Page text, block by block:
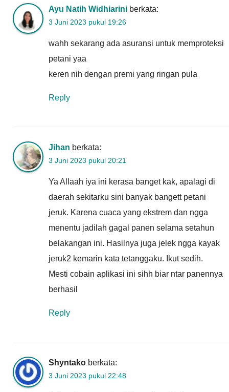
Ayu Natih Widhiarini berkata:
3 Juni 2023 pukul 19:26
wahh sekarang ada asuransi untuk memproteksi
petani yaa
keren nih dengan premi yang ringan pula
Reply
Jihan berkata:
3 Juni 2023 pukul 20:21
Ya Allaah iya ini kerasa banget kak, apalagi di
daerah sekitarku sini banyak bangett petani
jeruk. Karena cuaca yang ekstrem dan ngga
menentu jadilah gagal panen selama setahun
belakangan ini. Hasilnya juga jelek ngga kayak
jeruk2 kemarin kata tetanggaku. Ikut sedih.
Mesti cobain aplikasi ini sihh biar ntar panennya
berhasil
Reply
Shyntako berkata:
3 Juni 2023 pukul 22:48